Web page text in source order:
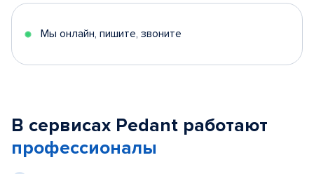
Мы онлайн, пишите, звоните
В сервисах Pedant работают
профессионалы